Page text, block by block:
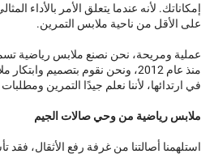
إمكاناتك. لأنه عندما يتعلق الأمر بالأداء
على الأقل من ناحية ملابس التمرين.
عملية ومريحة، نحن نصنع ملابس رياضية
منذ عام 2012، ونحن نقوم بتصميم
في ارتدائها، لأننا نعلم جيدًا التمرين
ملابس رياضية من وحي صالات الجيم
استلهمنا أصالتنا من غرفة رفع